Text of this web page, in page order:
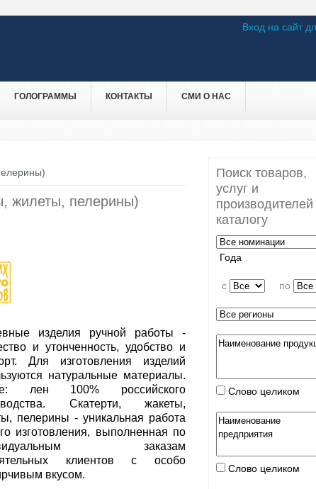
Вход на сайт
ГОЛОГРАММЫ КОНТАКТЫ СМИ О НАС
жилеты, пелерины)
изделия ручной работы -
и утонченность, удобство и
Для изготовления изделий
натуральные материалы.
лен 100% российского
Скатерти, жакеты,
пелерины - уникальная работа
изготовления, выполненная по
заказам
клиентов с особо
вкусом.
Поиск товаров,
услуг и
каталогу
Года
c по
Слово целиком
Слово целиком